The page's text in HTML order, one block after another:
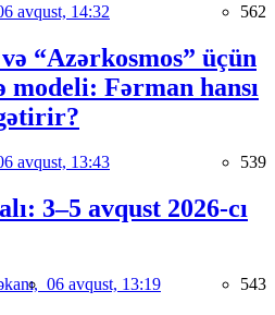
avqust, 14:32 562
“Azərkosmos” üçün
modeli: Fərman hansı
avqust, 13:43 539
3–5 avqust 2026-cı
06 avqust, 13:19 543